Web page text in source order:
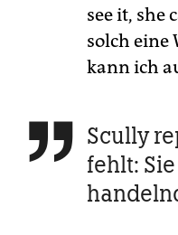
see it, she
solch eine
kann ich
 Scully
fehlt: